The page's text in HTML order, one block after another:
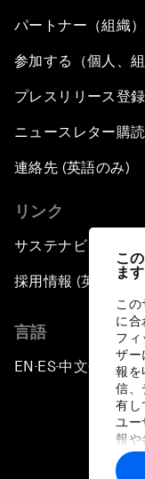
こ
ます
こ
に合
フィ
ザー
報を
信、
有し
ユー
報や
に
トナ
パートナー（組織
参加する（個人、組
プレスリリース登録
ニュースレター購読
連絡先 (英語のみ)
リンク
サステナビリティへ
採用情報 (英語のみ)
言語
EN ▪ ES▪中文▪ 日本語